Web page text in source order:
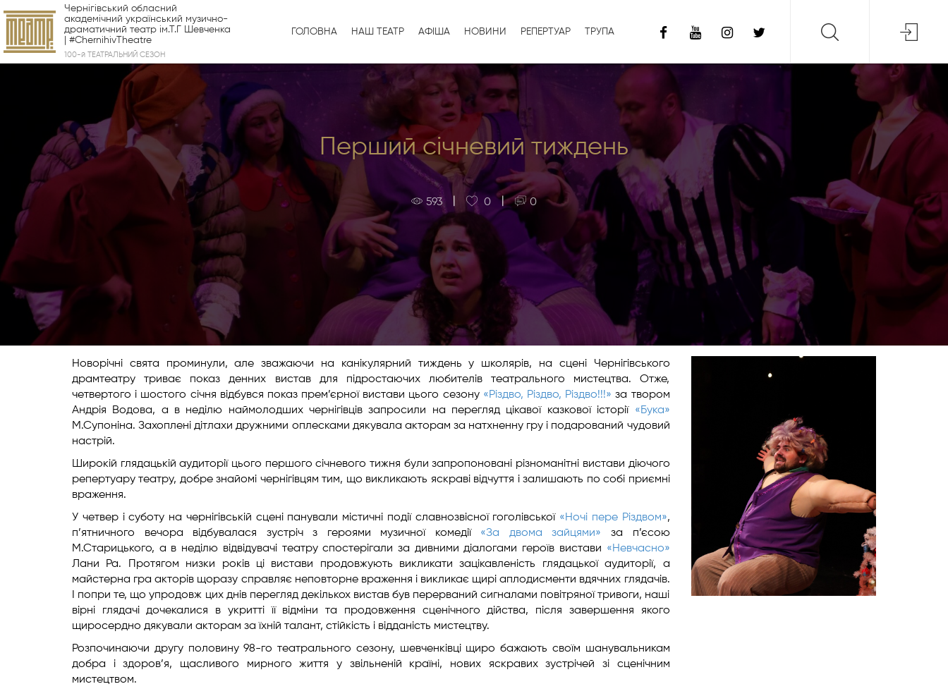
Чернігівський обласний
академічний український музично-
драматичний театр ім.Т.Г Шевченка
| #ChernihivTheatre
100-й ТЕАТРАЛЬНИЙ СЕЗОН
ГОЛОВНА НАШ ТЕАТР АФІША НОВИНИ РЕПЕРТУАР ТРУПА
Перший січневий тиждень
593 0 | 0
Новорічні свята проминули, але зважаючи на канікулярний тиждень у школярів, на сцені Чернігівського
драмтеатру триває показ денних вистав для підростаючих любителів театрального мистецтва. Отже,
четвертого і шостого січня відбувся показ прем’єрної вистави цього сезону «Різдво, Різдво, Різдво!!!» за твором
Андрія Водова, а в неділю наймолодших чернігівців запросили на перегляд цікавої казкової історії «Бука»
М.Супоніна. Захоплені дітлахи дружними оплесками дякувала акторам за натхненну гру і подарований чудовий
настрій.
Широкій глядацькій аудиторії цього першого січневого тижня були запропоновані різноманітні вистави діючого
репертуару театру, добре знайомі чернігівцям тим, що викликають яскраві відчуття і залишають по собі приємні
враження.
У четвер і суботу на чернігівській сцені панували містичні події славнозвісної гоголівської «Ночі пере Різдвом»,
п’ятничного вечора відбувалася зустріч з героями музичної комедії «За двома зайцями» за п’єсою
М.Старицького, а в неділю відвідувачі театру спостерігали за дивними діалогами героїв вистави «Невчасно»
Лани Ра. Протягом низки років ці вистави продовжують викликати зацікавленість глядацької аудиторії, а
майстерна гра акторів щоразу справляє неповторне враження і викликає щирі аплодисменти вдячних глядачів.
І попри те, що упродовж цих днів перегляд декількох вистав був перерваний сигналами повітряної тривоги, наші
вірні глядачі дочекалися в укритті її відміни та продовження сценічного дійства, після завершення якого
щиросердно дякували акторам за їхній талант, стійкість і відданість мистецтву.
Розпочинаючи другу половину 98-го театрального сезону, шевченківці щиро бажають своїм шанувальникам
добра і здоров’я, щасливого мирного життя у звільненій країні, нових яскравих зустрічей зі сценічним
мистецтвом.